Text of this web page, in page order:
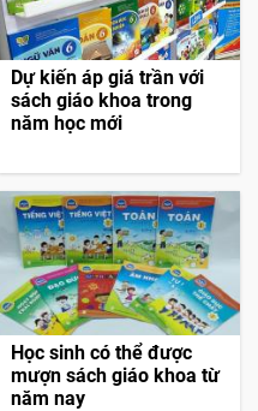
Dự kiến áp giá trần với
sách giáo khoa trong
năm học mới
Học sinh có thể được
mượn sách giáo khoa từ
năm nay